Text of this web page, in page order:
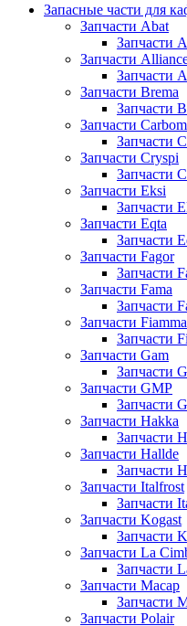
Запасные части для
Запчасти Abat
Запчасти
Запчасти
Запчасти
Запчасти Brema
Запчасти
Запчасти
Запчасти
Запчасти Cryspi
Запчасти
Запчасти Eksi
Запчасти
Запчасти Eqta
Запчасти
Запчасти Fagor
Запчасти
Запчасти Fama
Запчасти
Запчасти Fiamma
Запчасти
Запчасти Gam
Запчасти
Запчасти GMP
Запчасти
Запчасти Hakka
Запчасти
Запчасти Hallde
Запчасти
Запчасти Italfrost
Запчасти
Запчасти Kogast
Запчасти
Запчасти La
Запчасти
Запчасти Macap
Запчасти
Запчасти Polair